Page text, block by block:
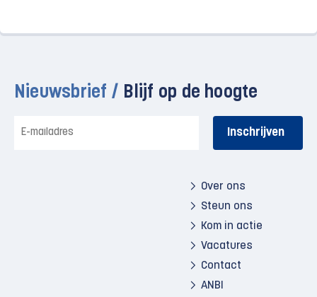
Nieuwsbrief / Blijf op de hoogte
mailadres
Over ons
Steun ons
Kom in actie
Vacatures
Contact
ANBI